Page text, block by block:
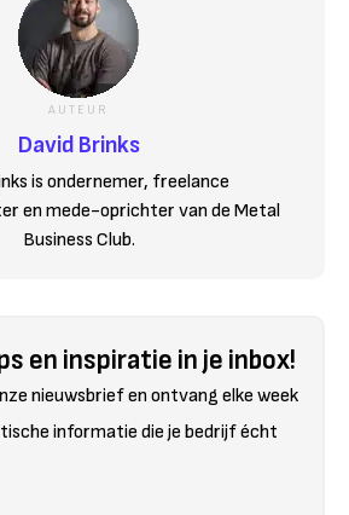
AUTEUR
David Brinks
is ondernemer, freelance
en mede-oprichter van de Metal
Business Club.
en inspiratie in je inbox!
nieuwsbrief en ontvang elke week
informatie die je bedrijf écht